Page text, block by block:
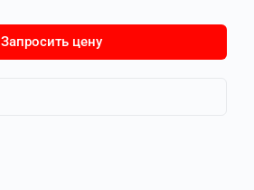
Запросить цену